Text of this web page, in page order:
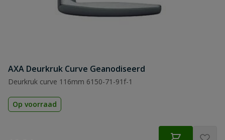
AXA Deurkruk Curve Geanodiseerd
Deurkruk curve 116mm 6150-71-91f-1
Op voorraad